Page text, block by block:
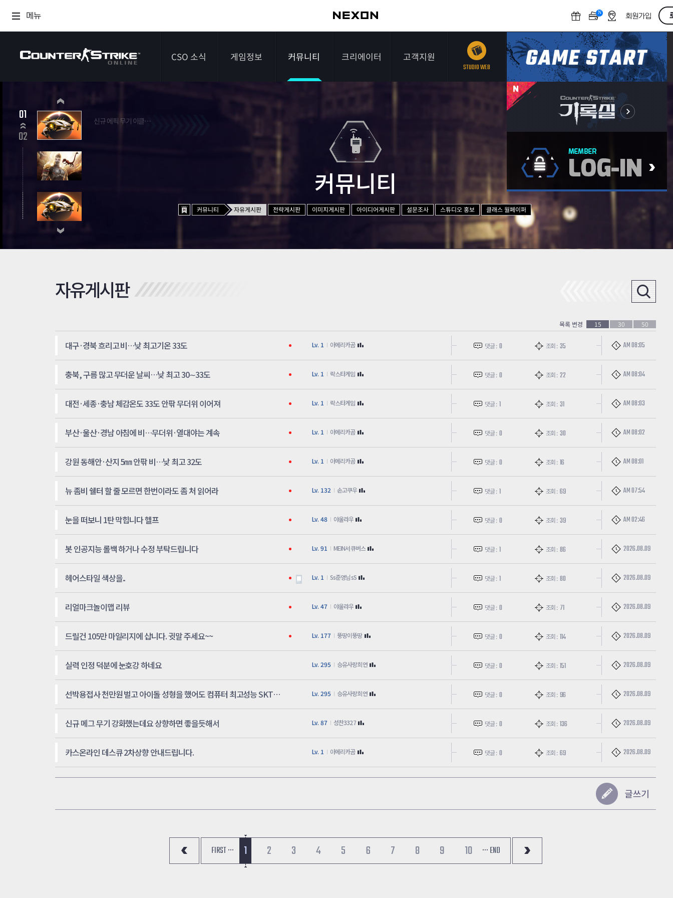
메뉴 N
F
회원가입
CSO 소식 게임정보
조작법
NEXON NOW
추가 정보
기록실
커뮤니티
설문조사
스튜디오 홍보
크리에이터
크리에이터 공지
고객지원
STUDIO WEB
신규 에픽 무기 이클립스 시프터
01
02
커뮤니티
커뮤니티 자유게시판 전략게시판 이미지게시판 아이디어게시판 설문조사 스튜디오 홍보 클래스 월페이퍼
자유게시판
목록 변경 15 30 50
대구·경북 흐리고 비…낮 최고기온 33도 Lv. 1 아메리카곰 댓글 : 0 조회 : 35 AM 08:05
충북, 구름 많고 무더운 날씨…낮 최고 30∼33도 Lv. 1 락스타게임 댓글 : 0 조회 : 22 AM 08:04
대전·세종·충남 체감온도 33도 안팎 무더위 이어져 Lv. 1 락스타게임 댓글 : 1 조회 : 31 AM 08:03
부산·울산·경남 아침에 비…무더위·열대야는 계속 Lv. 1 아메리카곰 댓글 : 0 조회 : 30 AM 08:02
강원 동해안·산지 5㎜ 안팎 비…낮 최고 32도 Lv. 1 아메리카곰 댓글 : 0 조회 : 16 AM 08:01
뉴 좀비 쉘터 할 줄 모르면 한번이라도 좀 처 읽어라 Lv. 132 손고쿠우 댓글 : 1 조회 : 69 AM 07:54
눈을 떠보니 1탄 막힙니다 헬프 Lv. 48 야울랴우 댓글 : 0 조회 : 39 AM 02:46
봇 인공지능 롤백 하거나 수정 부탁드립니다 Lv. 91 MEIN서큐버스 댓글 : 1 조회 : 86 2026.08.09
헤어스타일 색상을.. Lv. 1 Ss준영님sS 댓글 : 1 조회 : 80 2026.08.09
리얼마크놀이맵 리뷰 Lv. 47 야울랴우 댓글 : 0 조회 : 71 2026.08.09
드릴건 105만 마일리지에 삽니다. 귓말 주세요~~ Lv. 177 뚱땅이뚱땅 댓글 : 0 조회 : 114 2026.08.09
실력 인정 덕분에 눈호강 하네요 Lv. 295 승유사랑희연 댓글 : 0 조회 : 151 2026.08.09
선박용접사 천만원 벌고 아이돌 성형을 했어도 컴퓨터 최고성능 SKT카스 에픽무기 초월캐릭터 Lv. 295 승유사랑희연 댓글 : 0 조회 : 96 2026.08.09
신규 메그 무기 강화했는데요 상향하면 좋을듯해서 Lv. 87 성찬3327 댓글 : 0 조회 : 136 2026.08.09
카스온라인 데스큐 2차상향 안내드립니다. Lv. 1 아메리카곰 댓글 : 0 조회 : 69 2026.08.09
FIRST ··· 1 2 3 4 5 6 7 8 9 10 ··· END